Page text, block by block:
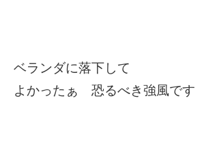
ベランダに落下して
よかったぁ 恐るべき強風です